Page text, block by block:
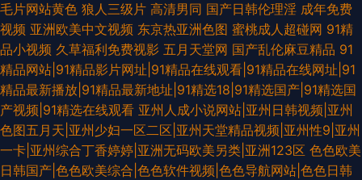
毛片网站黄色 狼人三级片 高清男同 国产日韩伦理淫 成年免费
视频 亚洲欧美中文视频 东京热亚洲色图 蜜桃成人超碰网 91精
品小视频 久草福利免费视影 五月天堂网 国产乱伦麻豆精品 91
精品网站|91精品影片网址|91精品在线观看|91精品在线网址|91
精品最新播放|91精品最新地址|91精选18|91精选国产|91精选国
产视频|91精选在线观看 亚州人成小说网站|亚州日韩视频|亚州
色图五月天|亚州少妇一区二区|亚州天堂精品视频|亚州性9|亚州
一卡|亚州综合丁香婷婷|亚洲无码欧美另类|亚洲123区 色色欧美
日韩国产|色色欧美综合|色色软件视频|色色导航网站|色色日韩